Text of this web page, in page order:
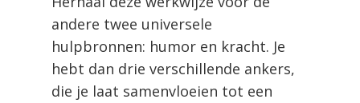
andere twee universele
hulpbronnen: humor en kracht. Je
hebt dan drie verschillende ankers,
die je laat samenvloeien tot een